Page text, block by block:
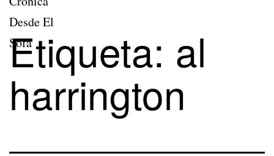
Crónica
Desde
El
Sofá
Etiqueta: al
harrington